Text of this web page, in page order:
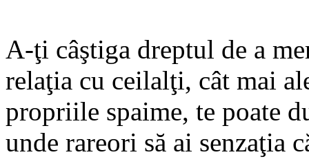
A-ţi câştiga dreptul de a
relaţia cu ceilalţi, cât mai
propriile spaime, te poate
unde rareori să ai senzaţia